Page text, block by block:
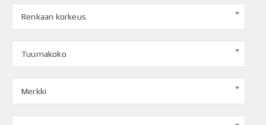
Renkaan korkeus
Tuumakoko
Merkki